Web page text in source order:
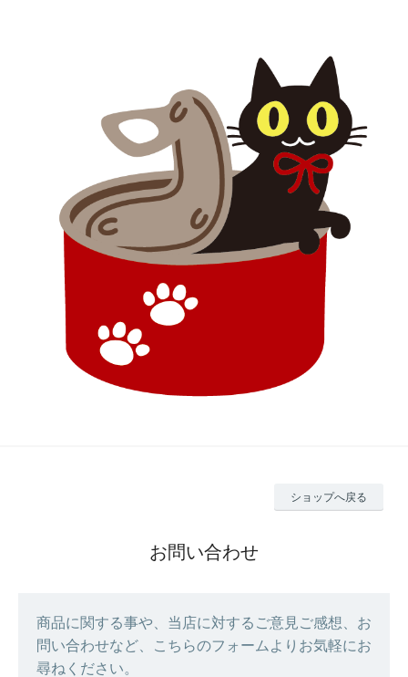
ショップへ戻る
お問い合わせ
商品に関する事や、当店に対するご意見ご感想、お
問い合わせなど、こちらのフォームよりお気軽にお
尋ねください。